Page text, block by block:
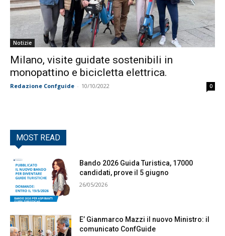
Notizie
Milano, visite guidate sostenibili in
monopattino e bicicletta elettrica.
Redazione Confguide - 10/10/2022 0
MOST READ
Bando 2026 Guida Turistica, 17000
candidati, prove il 5 giugno
26/05/2026
E’ Gianmarco Mazzi il nuovo Ministro: il
comunicato ConfGuide